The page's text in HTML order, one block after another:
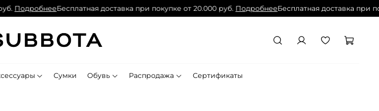
ПодробнееБесплатная доставка при покупке от 20.000 руб.ПодробнееБесплатная доставка при
Сумки Обувь Распродажа Сертификаты